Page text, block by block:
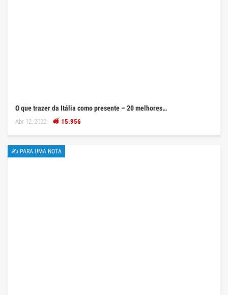
O que trazer da Itália como presente – 20 melhores…
Abr 12, 2022 15.956
✍ PARA UMA NOTA